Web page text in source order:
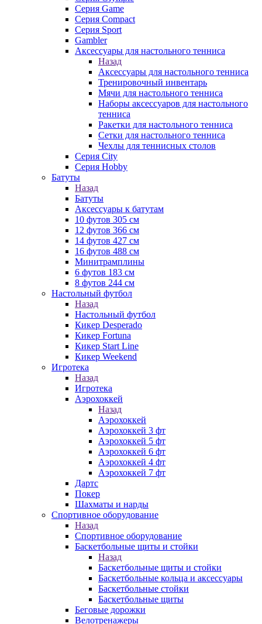
Серия Game
Серия Compact
Серия Sport
Gambler
Аксессуары для настольного тенниса
Назад
Аксессуары для настольного тенниса
Тренировочный инвентарь
Мячи для настольного тенниса
Наборы аксессуаров для настольного
тенниса
Ракетки для настольного тенниса
Сетки для настольного тенниса
Чехлы для теннисных столов
Серия City
Серия Hobby
Батуты
Назад
Батуты
Аксессуары к батутам
10 футов 305 см
12 футов 366 см
14 футов 427 см
16 футов 488 см
Минитрамплины
6 футов 183 см
8 футов 244 см
Настольный футбол
Назад
Настольный футбол
Кикер Desperado
Кикер Fortuna
Кикер Start Line
Кикер Weekend
Игротека
Назад
Игротека
Аэрохоккей
Назад
Аэрохоккей
Аэрохоккей 3 фт
Аэрохоккей 5 фт
Аэрохоккей 6 фт
Аэрохоккей 4 фт
Аэрохоккей 7 фт
Дартс
Покер
Шахматы и нарды
Спортивное оборудование
Назад
Спортивное оборудование
Баскетбольные щиты и стойки
Назад
Баскетбольные щиты и стойки
Баскетбольные кольца и аксессуары
Баскетбольные стойки
Баскетбольные щиты
Беговые дорожки
Велотренажеры